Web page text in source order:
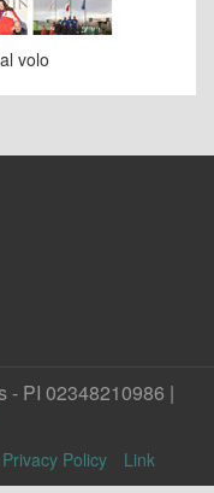
volo
- PI 02348210986 |
Policy Link